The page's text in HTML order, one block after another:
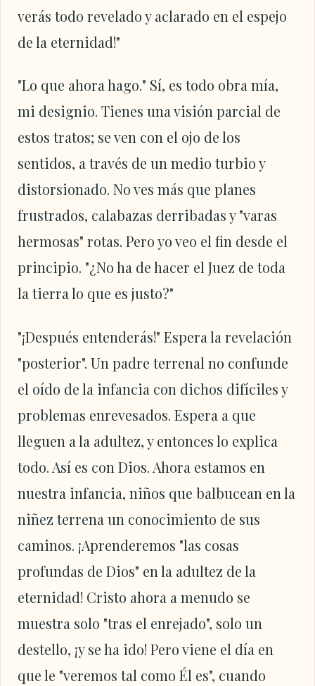
verás todo revelado y aclarado en el espejo
de la eternidad!"
"Lo que ahora hago." Sí, es todo obra mía,
mi designio. Tienes una visión parcial de
estos tratos; se ven con el ojo de los
sentidos, a través de un medio turbio y
distorsionado. No ves más que planes
frustrados, calabazas derribadas y "varas
hermosas" rotas. Pero yo veo el fin desde el
principio. "¿No ha de hacer el Juez de toda
la tierra lo que es justo?"
"¡Después entenderás!" Espera la revelación
"posterior". Un padre terrenal no confunde
el oído de la infancia con dichos difíciles y
problemas enrevesados. Espera a que
lleguen a la adultez, y entonces lo explica
todo. Así es con Dios. Ahora estamos en
nuestra infancia, niños que balbucean en la
niñez terrena un conocimiento de sus
caminos. ¡Aprenderemos "las cosas
profundas de Dios" en la adultez de la
eternidad! Cristo ahora a menudo se
muestra solo "tras el enrejado", solo un
destello, ¡y se ha ido! Pero viene el día en
que le "veremos tal como Él es", cuando